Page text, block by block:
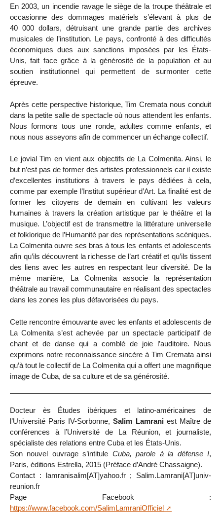
En 2003, un incendie ravage le siège de la troupe théâtrale et
occasionne des dommages matériels s’élevant à plus de
40 000 dollars, détruisant une grande partie des archives
musicales de l’institution. Le pays, confronté à des difficultés
économiques dues aux sanctions imposées par les États-
Unis, fait face grâce à la générosité de la population et au
soutien institutionnel qui permettent de surmonter cette
épreuve.
Après cette perspective historique, Tim Cremata nous conduit
dans la petite salle de spectacle où nous attendent les enfants.
Nous formons tous une ronde, adultes comme enfants, et
nous nous asseyons afin de commencer un échange collectif.
Le jovial Tim en vient aux objectifs de La Colmenita. Ainsi, le
but n’est pas de former des artistes professionnels car il existe
d’excellentes institutions à travers le pays dédiées à cela,
comme par exemple l’Institut supérieur d’Art. La finalité est de
former les citoyens de demain en cultivant les valeurs
humaines à travers la création artistique par le théâtre et la
musique. L’objectif est de transmettre la littérature universelle
et folklorique de l’Humanité par des représentations scéniques.
La Colmenita ouvre ses bras à tous les enfants et adolescents
afin qu’ils découvrent la richesse de l’art créatif et qu’ils tissent
des liens avec les autres en respectant leur diversité. De la
même manière, La Colmenita associe la représentation
théâtrale au travail communautaire en réalisant des spectacles
dans les zones les plus défavorisées du pays.
Cette rencontre émouvante avec les enfants et adolescents de
La Colmenita s’est achevée par un spectacle participatif de
chant et de danse qui a comblé de joie l’auditoire. Nous
exprimons notre reconnaissance sincère à Tim Cremata ainsi
qu’à tout le collectif de La Colmenita qui a offert une magnifique
image de Cuba, de sa culture et de sa générosité.
Docteur ès Études ibériques et latino-américaines de
l’Université Paris IV-Sorbonne,Salim Lamraniest Maître de
conférences à l’Université de La Réunion, et journaliste,
spécialiste des relations entre Cuba et les États-Unis.
Son nouvel ouvrage s’intitule Cuba, parole à la défense !,
Paris, éditions Estrella, 2015 (Préface d’André Chassaigne).
Contact : lamranisalim[AT]yahoo.fr ; Salim.Lamrani[AT]univ-
reunion.fr
Page Facebook :
https://www.facebook.com/SalimLamraniOfficiel